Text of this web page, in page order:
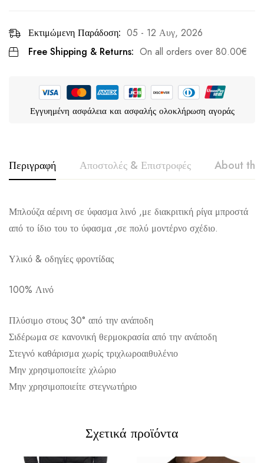
Εκτιμώμενη Παράδοση: 05 - 12 Αυγ, 2026
Free Shipping & Returns: On all orders over 80.00€
Εγγυημένη ασφάλεια και ασφαλής ολοκλήρωση αγοράς
Περιγραφή Αποστολές & Επιστροφές About
Μπλούζα αέρινη σε ύφασμα λινό ,με διακριτική ρίγα μπροστά
από το ίδιο του το ύφασμα ,σε πολύ μοντέρνο σχέδιο.
Υλικό & οδηγίες φροντίδας
100% Λινό
Πλύσιμο στους 30° από την ανάποδη
Σιδέρωμα σε κανονική θερμοκρασία από την ανάποδη
Στεγνό καθάρισμα χωρίς τριχλωροαιθυλένιο
Μην χρησιμοποιείτε χλώριο
Μην χρησιμοποιείτε στεγνωτήριο
Αποστολή σε πόλη: 2,50€
Αντικαταβολή: 2,50€
REBEL OFFICIAL
Σχετικά προϊόντα